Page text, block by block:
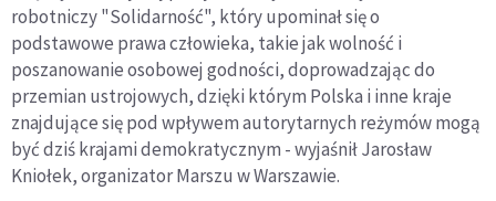
robotniczy "Solidarność", który upominał się o
podstawowe prawa człowieka, takie jak wolność i
poszanowanie osobowej godności, doprowadzając do
przemian ustrojowych, dzięki którym Polska i inne kraje
znajdujące się pod wpływem autorytarnych reżymów mogą
być dziś krajami demokratycznym - wyjaśnił Jarosław
Kniołek, organizator Marszu w Warszawie.